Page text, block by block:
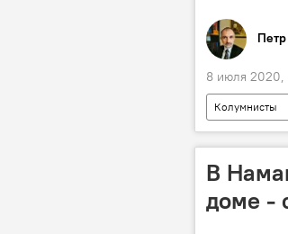
8 июля 2020,
Колумнисты
В
доме -